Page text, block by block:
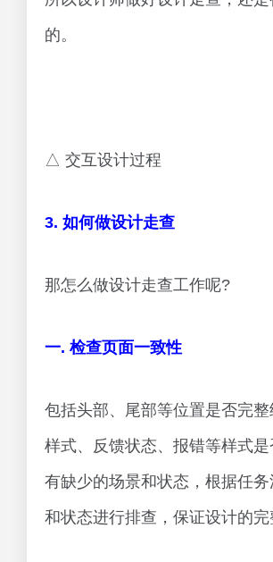
的。
△ 交互设计过程
3. 如何做设计走查
那怎么做设计走查工作呢?
一. 检查页面一致性
包括头部、尾部等位置是否完整
样式、反馈状态、报错等样式
有缺少的场景和状态，根据任
和状态进行排查，保证设计的完